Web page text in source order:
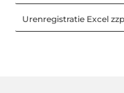
Urenregistratie Excel